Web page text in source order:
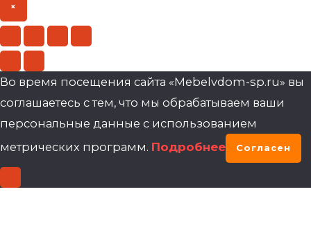
×
Во время посещения сайта «Mebelvdom-sp.ru» вы
соглашаетесь с тем, что мы обрабатываем ваши
персональные данные с использованием
метрических программ. Подробнее Согласен